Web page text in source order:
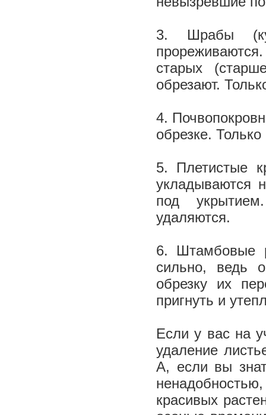
3. Шрабы
старых
обрезают.
4.
обрезке.
5. Плетистые
укладываются
под
удаляются.
6. Штамбовые
сильно, ведь
обрезку их
пригнуть и
Если у вас на
удаление
А, если вы
красивых